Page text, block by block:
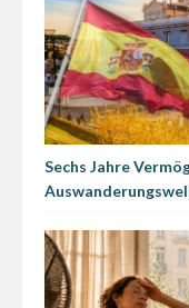
Sechs Jahre